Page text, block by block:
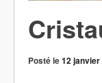
Posté le12 janvier